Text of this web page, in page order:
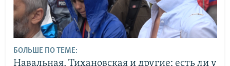
БОЛЬШЕ ПО ТЕМЕ:
Навальная, Тихановская и другие: есть ли у